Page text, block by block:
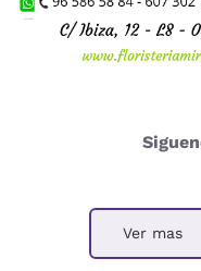
Ver mas